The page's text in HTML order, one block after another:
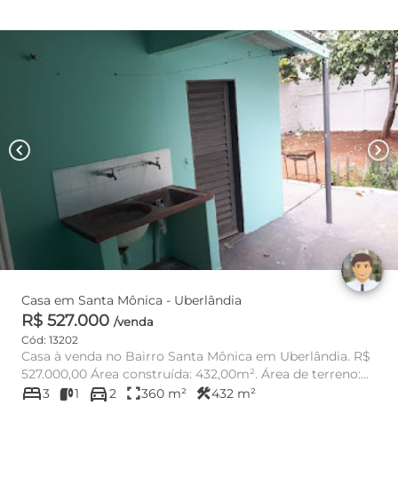
chevron_left chevron_right
Casa em Santa Mônica - Uberlândia
R$ 527.000 /venda
Cód: 13202
Casa à venda no Bairro Santa Mônica em Uberlândia. R$
527.000,00 Área construída: 432,00m². Área de terreno:
360,0...
bed3 1 directions_car2 fullscreen360 m² construction432 m²